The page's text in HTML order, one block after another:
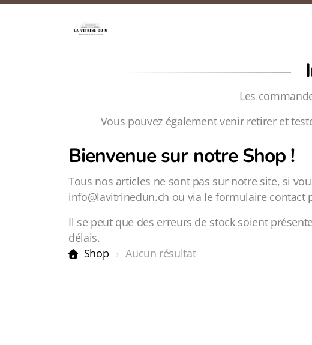
Les
Vous pouvez également venir retirer et
Bienvenue sur notre Shop !
Tous nos articles ne sont pas sur notre site, si
info@lavitrinedun.ch ou via le formulaire contact
Il se peut que des erreurs de stock soient
délais.
Shop
Aucun résultat